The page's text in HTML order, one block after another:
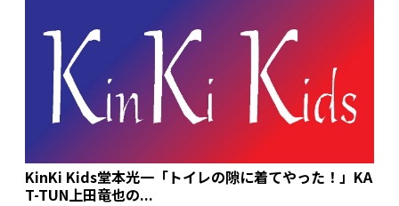
KinKi Kids堂本光一「トイレの隙に着てやった！」KA
T-TUN上田竜也の...